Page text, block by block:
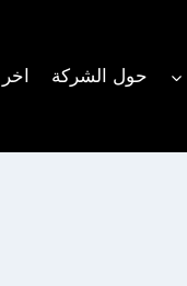
حول الشركة